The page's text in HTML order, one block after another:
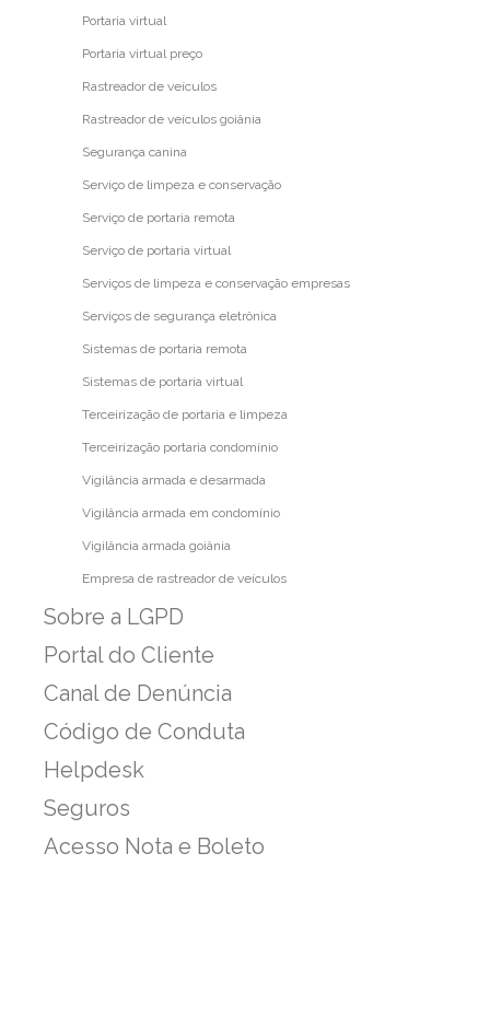
Portaria virtual
Portaria virtual preço
Rastreador de veículos
Rastreador de veículos goiânia
Segurança canina
Serviço de limpeza e conservação
Serviço de portaria remota
Serviço de portaria virtual
Serviços de limpeza e conservação empresas
Serviços de segurança eletrônica
Sistemas de portaria remota
Sistemas de portaria virtual
Terceirização de portaria e limpeza
Terceirização portaria condomínio
Vigilância armada e desarmada
Vigilância armada em condomínio
Vigilância armada goiânia
Empresa de rastreador de veículos
Sobre a LGPD
Portal do Cliente
Canal de Denúncia
Código de Conduta
Helpdesk
Seguros
Acesso Nota e Boleto